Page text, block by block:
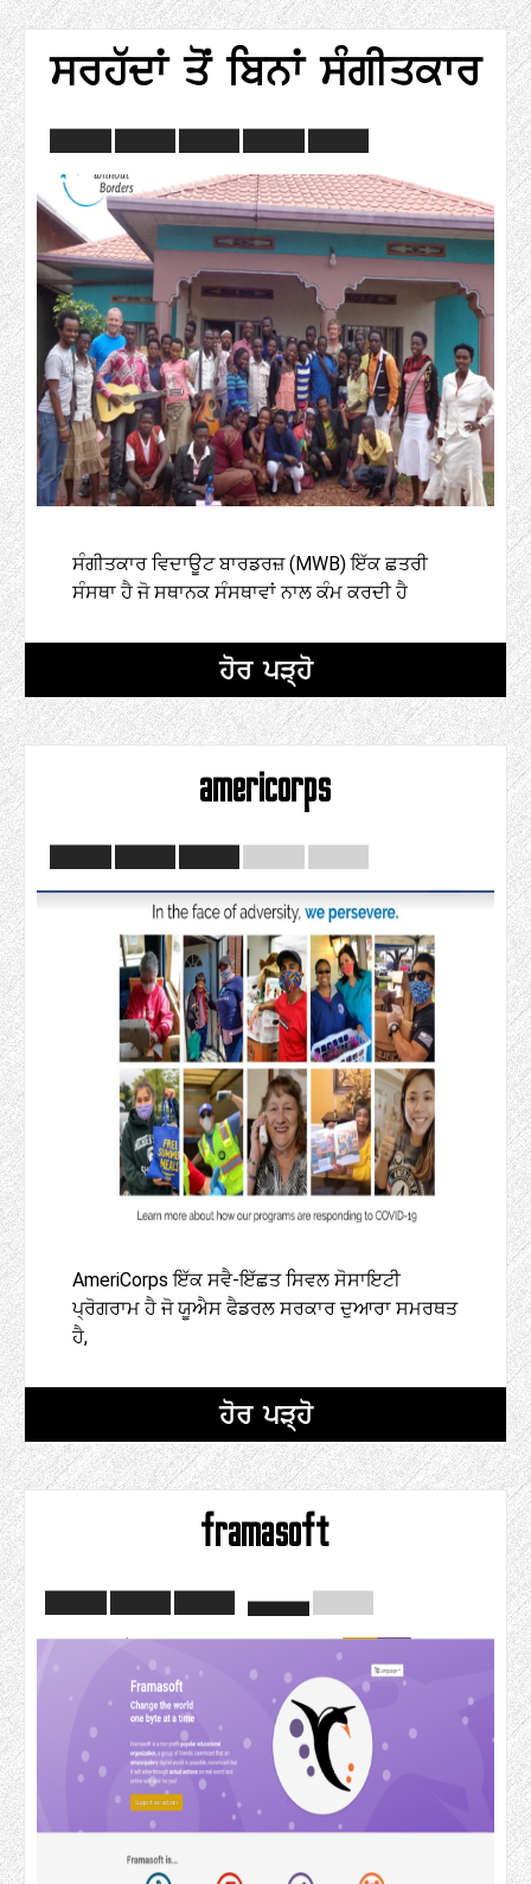
ਸਰਹੱਦਾਂ ਤੋਂ ਬਿਨਾਂ ਸੰਗੀਤਕਾਰ
ਸੰਗੀਤਕਾਰ ਵਿਦਾਊਟ ਬਾਰਡਰਜ਼ (MWB) ਇੱਕ ਛਤਰੀ
ਸੰਸਥਾ ਹੈ ਜੋ ਸਥਾਨਕ ਸੰਸਥਾਵਾਂ ਨਾਲ ਕੰਮ ਕਰਦੀ ਹੈ
ਹੋਰ ਪੜ੍ਹੋ
americorps
AmeriCorps ਇੱਕ ਸਵੈ-ਇੱਛਤ ਸਿਵਲ ਸੋਸਾਇਟੀ
ਪ੍ਰੋਗਰਾਮ ਹੈ ਜੋ ਯੂਐਸ ਫੈਡਰਲ ਸਰਕਾਰ ਦੁਆਰਾ ਸਮਰਥਤ
ਹੈ,
ਹੋਰ ਪੜ੍ਹੋ
framasoft